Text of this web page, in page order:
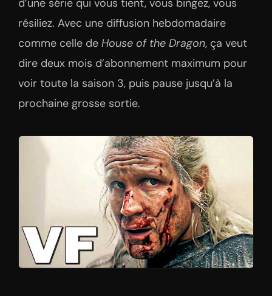
résiliez. Avec une diffusion hebdomadaire
comme celle de House of the Dragon, ça veut
dire deux mois d’abonnement maximum pour
voir toute la saison 3, puis pause jusqu’à la
prochaine grosse sortie.